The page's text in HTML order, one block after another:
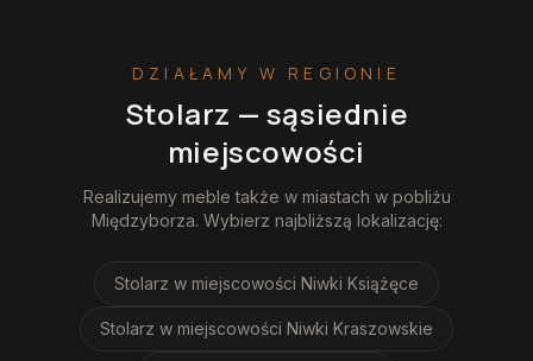
DZIAŁAMY W REGIONIE
Stolarz — sąsiednie
miejscowości
Realizujemy meble także w miastach w pobliżu
Międzyborza. Wybierz najbliższą lokalizację:
Stolarz w miejscowości Niwki Książęce
Stolarz w miejscowości Niwki Kraszowskie